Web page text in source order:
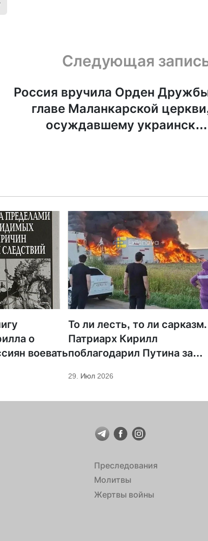
Следующая
Россия вручила Орден
главе Маланкарской
осуждавшему украинские
о
воевать
То ли лесть, то ли сарказм.
Патриарх Кирилл
поблагодарил Путина за
экономическое развитие
29. Июл 2026
Преследования
Молитвы
Жертвы войны